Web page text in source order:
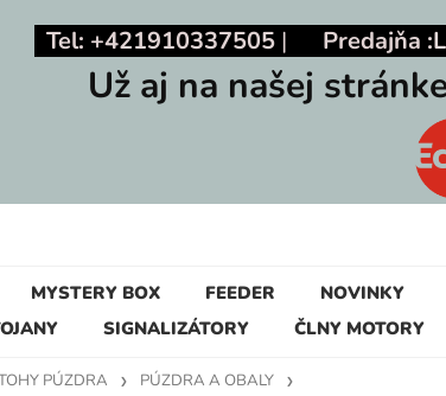
Tel: +421910337505 | Predajňa :
Už aj na našej
MYSTERY BOX FEEDER NOVINKY
SIGNALIZÁTORY ČLNY MOTORY
PÚZDRA PÚZDRA A OBALY